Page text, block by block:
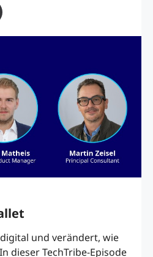
und verändert, wie
dieser TechTribe-Episode